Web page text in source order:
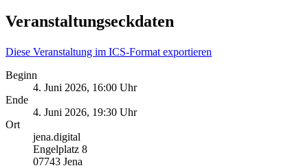
Veranstaltungseckdaten
Diese Veranstaltung im ICS-Format exportieren
Beginn
4. Juni 2026, 16:00 Uhr
Ende
4. Juni 2026, 19:30 Uhr
Ort
jena.digital
Engelplatz 8
07743 Jena